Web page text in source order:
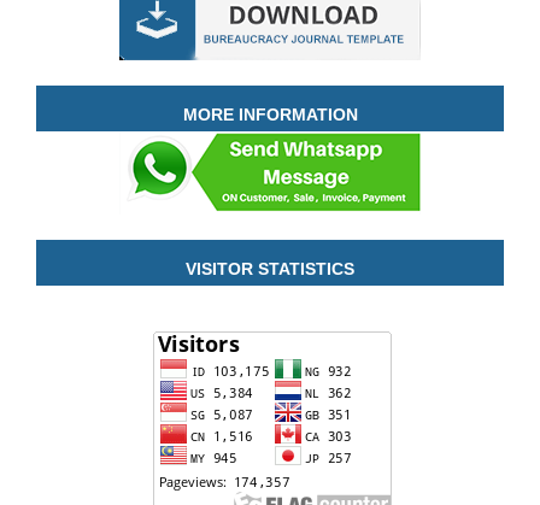
MORE INFORMATION
VISITOR STATISTICS